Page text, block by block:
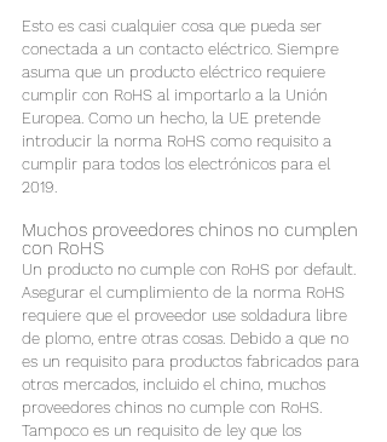
Esto es casi cualquier cosa que pueda ser
conectada a un contacto eléctrico. Siempre
asuma que un producto eléctrico requiere
cumplir con RoHS al importarlo a la Unión
Europea. Como un hecho, la UE pretende
introducir la norma RoHS como requisito a
cumplir para todos los electrónicos para el
2019.
Muchos proveedores chinos no cumplen
con RoHS
Un producto no cumple con RoHS por default.
Asegurar el cumplimiento de la norma RoHS
requiere que el proveedor use soldadura libre
de plomo, entre otras cosas. Debido a que no
es un requisito para productos fabricados para
otros mercados, incluido el chino, muchos
proveedores chinos no cumple con RoHS.
Tampoco es un requisito de ley que los